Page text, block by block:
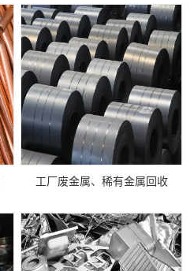
工厂废金属、稀有金属回收